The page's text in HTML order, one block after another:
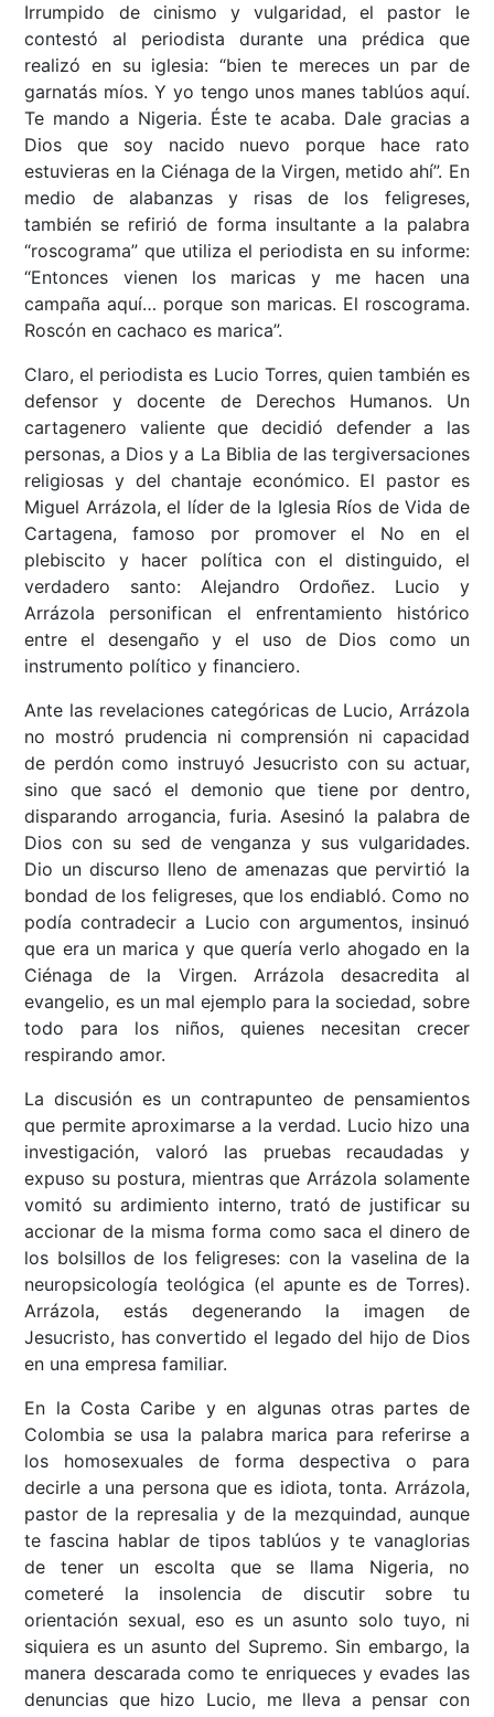
Irrumpido de cinismo y vulgaridad, el pastor le
contestó al periodista durante una prédica que
realizó en su iglesia: “bien te mereces un par de
garnatás míos. Y yo tengo unos manes tablúos aquí.
Te mando a Nigeria. Éste te acaba. Dale gracias a
Dios que soy nacido nuevo porque hace rato
estuvieras en la Ciénaga de la Virgen, metido ahí”. En
medio de alabanzas y risas de los feligreses,
también se refirió de forma insultante a la palabra
“roscograma” que utiliza el periodista en su informe:
“Entonces vienen los maricas y me hacen una
campaña aquí… porque son maricas. El roscograma.
Roscón en cachaco es marica”.
Claro, el periodista es Lucio Torres, quien también es
defensor y docente de Derechos Humanos. Un
cartagenero valiente que decidió defender a las
personas, a Dios y a La Biblia de las tergiversaciones
religiosas y del chantaje económico. El pastor es
Miguel Arrázola, el líder de la Iglesia Ríos de Vida de
Cartagena, famoso por promover el No en el
plebiscito y hacer política con el distinguido, el
verdadero santo: Alejandro Ordoñez. Lucio y
Arrázola personifican el enfrentamiento histórico
entre el desengaño y el uso de Dios como un
instrumento político y financiero.
Ante las revelaciones categóricas de Lucio, Arrázola
no mostró prudencia ni comprensión ni capacidad
de perdón como instruyó Jesucristo con su actuar,
sino que sacó el demonio que tiene por dentro,
disparando arrogancia, furia. Asesinó la palabra de
Dios con su sed de venganza y sus vulgaridades.
Dio un discurso lleno de amenazas que pervirtió la
bondad de los feligreses, que los endiabló. Como no
podía contradecir a Lucio con argumentos, insinuó
que era un marica y que quería verlo ahogado en la
Ciénaga de la Virgen. Arrázola desacredita al
evangelio, es un mal ejemplo para la sociedad, sobre
todo para los niños, quienes necesitan crecer
respirando amor.
La discusión es un contrapunteo de pensamientos
que permite aproximarse a la verdad. Lucio hizo una
investigación, valoró las pruebas recaudadas y
expuso su postura, mientras que Arrázola solamente
vomitó su ardimiento interno, trató de justificar su
accionar de la misma forma como saca el dinero de
los bolsillos de los feligreses: con la vaselina de la
neuropsicología teológica (el apunte es de Torres).
Arrázola, estás degenerando la imagen de
Jesucristo, has convertido el legado del hijo de Dios
en una empresa familiar.
En la Costa Caribe y en algunas otras partes de
Colombia se usa la palabra marica para referirse a
los homosexuales de forma despectiva o para
decirle a una persona que es idiota, tonta. Arrázola,
pastor de la represalia y de la mezquindad, aunque
te fascina hablar de tipos tablúos y te vanaglorias
de tener un escolta que se llama Nigeria, no
cometeré la insolencia de discutir sobre tu
orientación sexual, eso es un asunto solo tuyo, ni
siquiera es un asunto del Supremo. Sin embargo, la
manera descarada como te enriqueces y evades las
denuncias que hizo Lucio, me lleva a pensar con